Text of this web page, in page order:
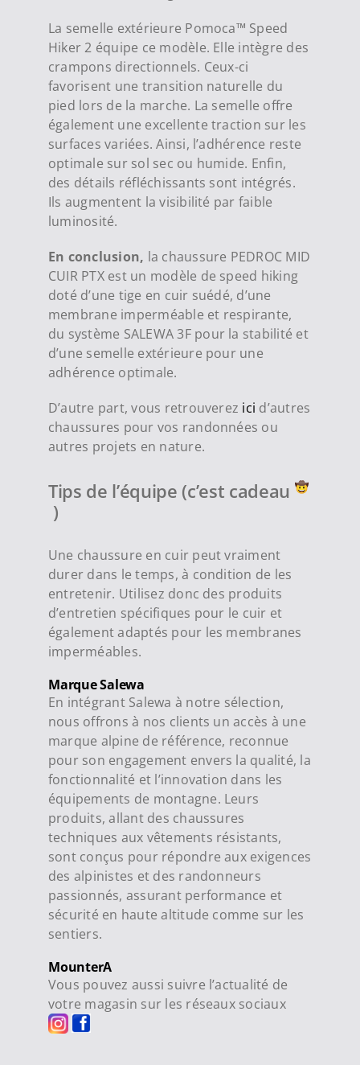
La semelle extérieure Pomoca™ Speed
Hiker 2 équipe ce modèle. Elle intègre des
crampons directionnels. Ceux-ci
favorisent une transition naturelle du
pied lors de la marche. La semelle offre
également une excellente traction sur les
surfaces variées. Ainsi, l’adhérence reste
optimale sur sol sec ou humide. Enfin,
des détails réfléchissants sont intégrés.
Ils augmentent la visibilité par faible
luminosité.
En conclusion, la chaussure PEDROC MID
CUIR PTX est un modèle de speed hiking
doté d’une tige en cuir suédé, d’une
membrane imperméable et respirante,
du système SALEWA 3F pour la stabilité et
d’une semelle extérieure pour une
adhérence optimale.
D’autre part, vous retrouverez ici d’autres
chaussures pour vos randonnées ou
autres projets en nature.
Tips de l’équipe (c’est cadeau
)
Une chaussure en cuir peut vraiment
durer dans le temps, à condition de les
entretenir. Utilisez donc des produits
d’entretien spécifiques pour le cuir et
également adaptés pour les membranes
imperméables.
Marque Salewa
En intégrant Salewa à notre sélection,
nous offrons à nos clients un accès à une
marque alpine de référence, reconnue
pour son engagement envers la qualité, la
fonctionnalité et l’innovation dans les
équipements de montagne. Leurs
produits, allant des chaussures
techniques aux vêtements résistants,
sont conçus pour répondre aux exigences
des alpinistes et des randonneurs
passionnés, assurant performance et
sécurité en haute altitude comme sur les
sentiers.
MounterA
Vous pouvez aussi suivre l’actualité de
votre magasin sur les réseaux sociaux